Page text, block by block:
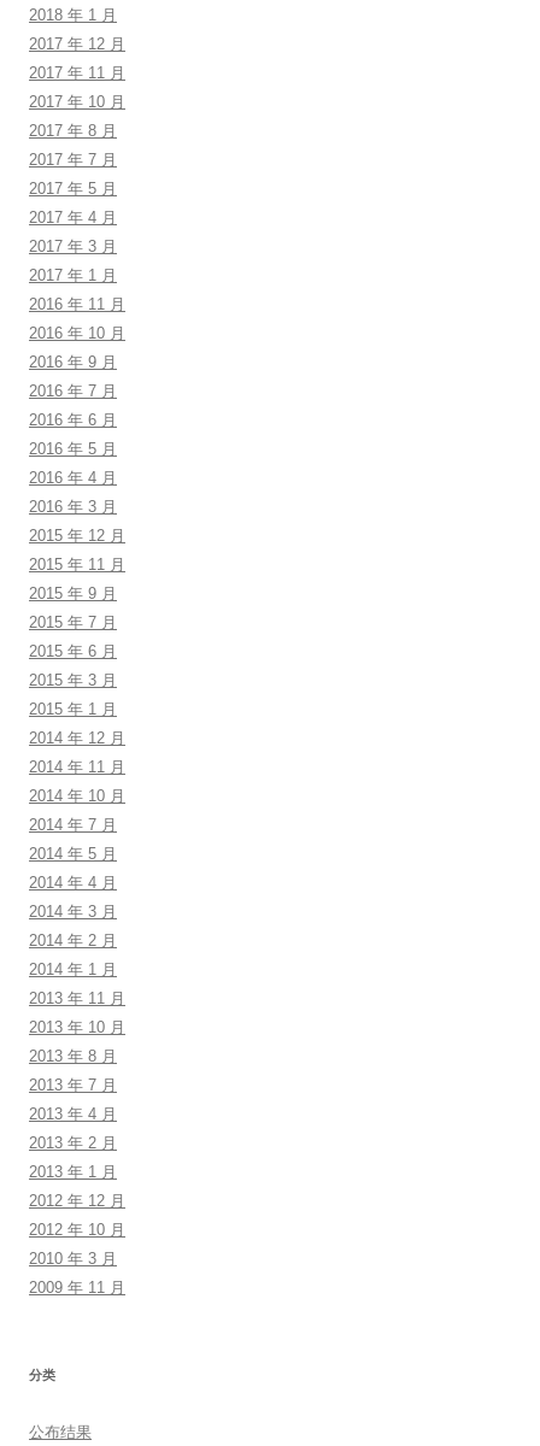
2018 年 1 月
2017 年 12 月
2017 年 11 月
2017 年 10 月
2017 年 8 月
2017 年 7 月
2017 年 5 月
2017 年 4 月
2017 年 3 月
2017 年 1 月
2016 年 11 月
2016 年 10 月
2016 年 9 月
2016 年 7 月
2016 年 6 月
2016 年 5 月
2016 年 4 月
2016 年 3 月
2015 年 12 月
2015 年 11 月
2015 年 9 月
2015 年 7 月
2015 年 6 月
2015 年 3 月
2015 年 1 月
2014 年 12 月
2014 年 11 月
2014 年 10 月
2014 年 7 月
2014 年 5 月
2014 年 4 月
2014 年 3 月
2014 年 2 月
2014 年 1 月
2013 年 11 月
2013 年 10 月
2013 年 8 月
2013 年 7 月
2013 年 4 月
2013 年 2 月
2013 年 1 月
2012 年 12 月
2012 年 10 月
2010 年 3 月
2009 年 11 月
分类
公布结果